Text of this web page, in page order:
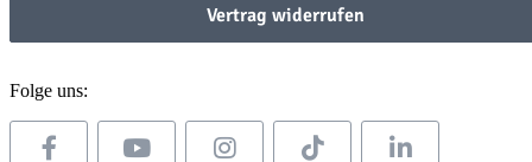
Vertrag widerrufen
Folge uns: